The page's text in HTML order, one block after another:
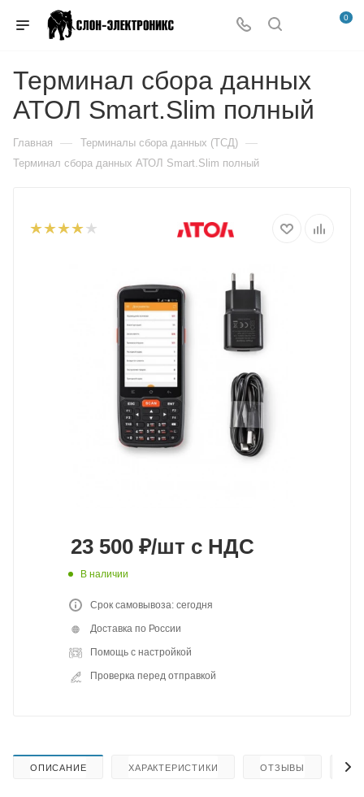
0
Терминал сбора данных
АТОЛ Smart.Slim полный
Главная — Терминалы сбора данных (ТСД) —
Терминал сбора данных АТОЛ Smart.Slim полный
23 500 ₽/шт с НДС
В наличии
Срок самовывоза: сегодня
Доставка по России
Помощь с настройкой
Проверка перед отправкой
ОПИСАНИЕ ХАРАКТЕРИСТИКИ ОТЗЫВЫ